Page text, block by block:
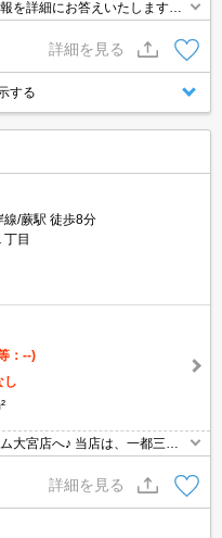
を詳細にお答えいたします。
まで♪
詳細を見る
する
/蕨駅 徒歩8分
目
：--)
し
大宮店へ♪ 当店は、一都三県
で、納得のお部屋探しが提供
ない物件多数取扱っておりま
座いまして、お支払いは分割
は、仲介手数料のご負担0円
詳細を見る